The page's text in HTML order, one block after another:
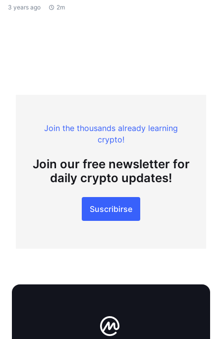
3 years ago
2m
Join the thousands already learning
crypto!
Join our free newsletter for
daily crypto updates!
Suscribirse